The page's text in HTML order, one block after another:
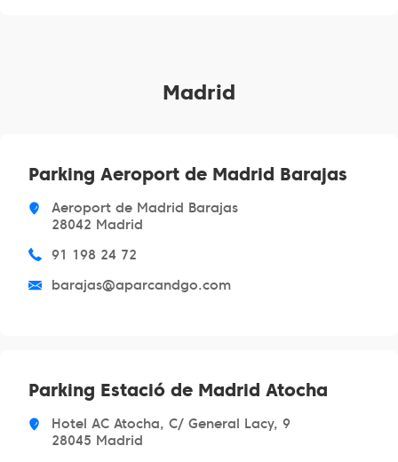
Madrid
Parking Aeroport de Madrid Barajas
Aeroport de Madrid Barajas
28042 Madrid
91 198 24 72
barajas@aparcandgo.com
Parking Estació de Madrid Atocha
Hotel AC Atocha, C/ General Lacy, 9
28045 Madrid